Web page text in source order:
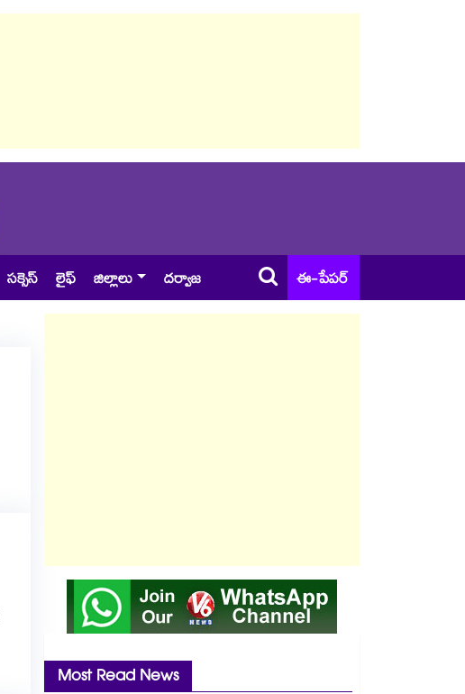
సక్సెస్ లైఫ్ జిల్లాలు దర్వాజ ఈ-పేపర్
Most Read News